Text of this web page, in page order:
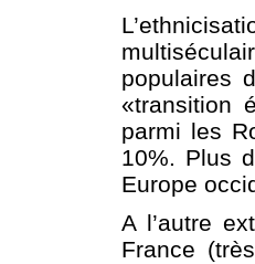
populaires
«transition
parmi les
10%. Plus
Europe
A l’autre
France